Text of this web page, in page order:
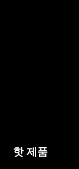
핫 제품